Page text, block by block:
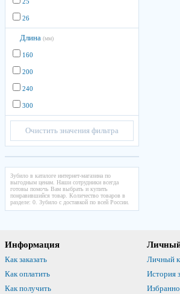
26
Длина (мм)
160
200
240
300
Очистить значения фильтра
Зубило в каталоге интернет-магазина по
выгодным ценам. Наши сотрудники всегда
готовы помочь Вам выбрать и купить
понравившийся товар. Количество товаров в
разделе: 0. Зубило с доставкой по всей России.
Информация
Как заказать
Как оплатить
Как получить
Личный
История